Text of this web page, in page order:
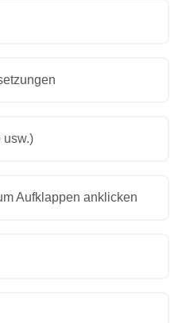
usw.)
Aufklappen anklicken